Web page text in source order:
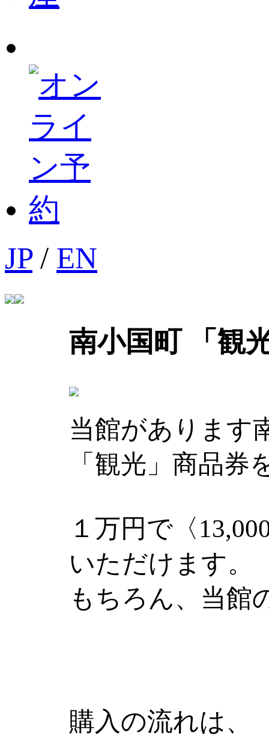
JP/ EN
南小国町 「観
当館があります
「観光」商品
１万円で〈
いただけます。
もちろん、当館
購入の流れは、